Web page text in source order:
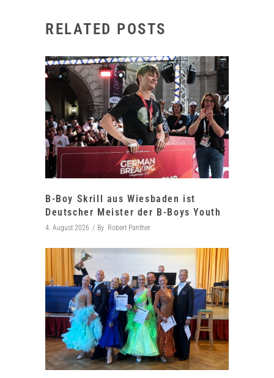
RELATED POSTS
B-Boy Skrill aus Wiesbaden ist
Deutscher Meister der B-Boys Youth
4. August 2026 By Robert Panther